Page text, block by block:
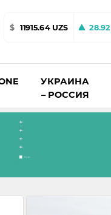
$ 11915.64 UZS 28.92
УКРАИНА
– РОССИЯ